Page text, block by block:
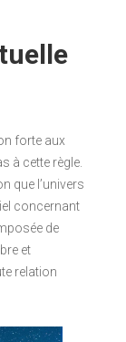
forte aux
à cette règle.
que l’univers
concernant
de
et
relation